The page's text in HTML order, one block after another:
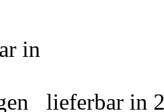
lieferbar in